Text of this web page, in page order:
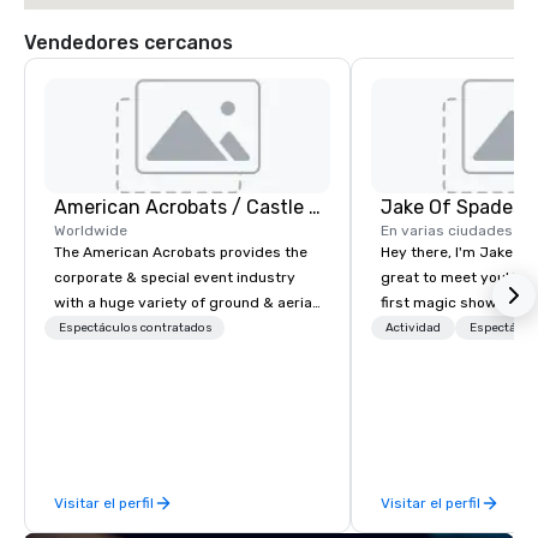
Vendedores cercanos
American Acrobats / Castle Productions
Worldwide
The American Acrobats provides the
corporate & special event industry
with a huge variety of ground & aerial
performances using elite professional
Espectáculos contratados
Visitar el perfil
Jake Of Spades
En varias ciudades
Hey there, I'm Jake
great to meet you! I
first magic shows at
making my food
magic. Suddenly,
made to be the FOOL,
Actividad
Visitar el perfil